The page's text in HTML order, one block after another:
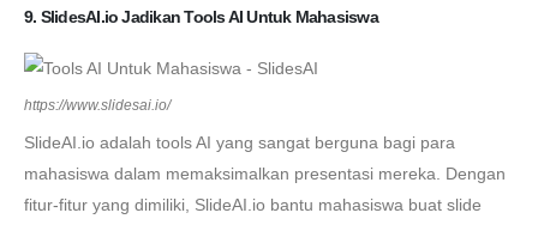
9. SlidesAI.io Jadikan Tools AI Untuk Mahasiswa
https://www.slidesai.io/
SlideAI.io adalah tools AI yang sangat berguna bagi para
mahasiswa dalam memaksimalkan presentasi mereka. Dengan
fitur-fitur yang dimiliki, SlideAI.io bantu mahasiswa buat slide